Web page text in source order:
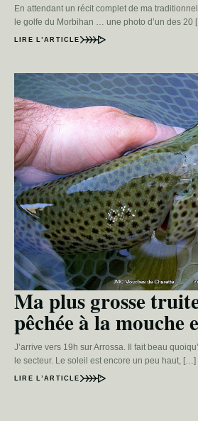
En attendant un récit complet de ma
le golfe du Morbihan … une photo d’un des 20
LIRE L’ARTICLE
Ma plus grosse
pêchée à la mouche
J’arrive vers 19h sur Arrossa. Il fait beau
le secteur. Le soleil est encore un peu haut, […]
LIRE L’ARTICLE